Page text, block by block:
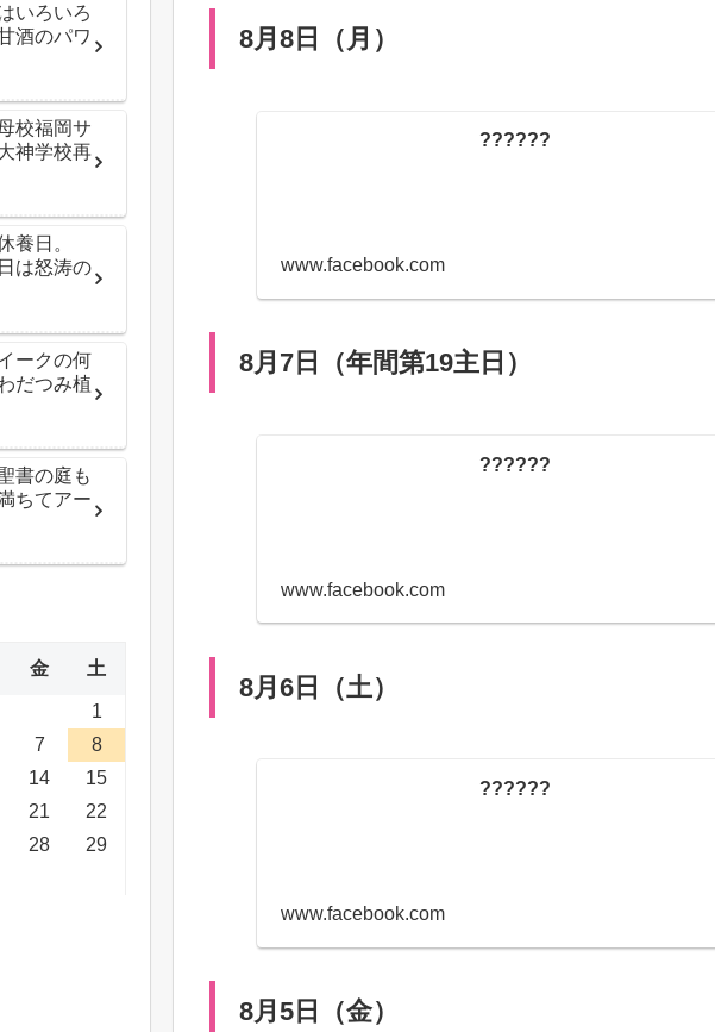
8月8日（月）
??????
www.facebook.com
8月7日（年間第19主日）
??????
www.facebook.com
8月6日（土）
??????
www.facebook.com
8月5日（金）
いろいろ
酒のパワ
校福岡サ
神学校再
養日。
は怒涛の
ークの何
だつみ植
書の庭も
ちてアー
金 土
1
7
8
14
15
21
22
28
29